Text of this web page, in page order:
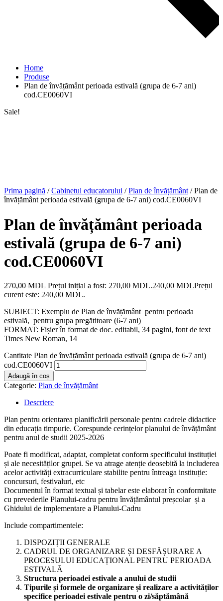
Home
Produse
Plan de învățământ perioada estivală (grupa de 6-7 ani)
cod.CE0060VI
Sale!
Prima pagină /Cabinetul educatorului /Plan de învățământ / Plan de
învățământ perioada estivală (grupa de 6-7 ani) cod.CE0060VI
Plan de învățământ perioada
estivală (grupa de 6-7 ani)
cod.CE0060VI
270,00MDL Prețul inițial a fost: 270,00 MDL.240,00 MDLPrețul
curent este: 240,00 MDL.
SUBIECT: Exemplu de Plan de învățământ pentru perioada
estivală, pentru grupa pregătitoare (6-7 ani)
FORMAT: Fișier în format de doc. editabil, 34 pagini, font de text
Times New Roman, 14
Cantitate Plan de învățământ perioada estivală (grupa de 6-7 ani)
cod.CE0060VI
Adaugă în coș
Categorie: Plan de învățământ
Descriere
Plan pentru orientarea planificării personale pentru cadrele didactice
din educația timpurie. Corespunde cerințelor planului de învățământ
pentru anul de studii 2025-2026
Poate fi modificat, adaptat, completat conform specificului instituției
și ale necesităților grupei. Se va atrage atenție deosebită la includerea
acelor activități extracurriculare stabilite pentru întreaga instituție:
concursuri, festivaluri, etc
Documentul în format textual și tabelar este elaborat în conformitate
cu prevederile Planului-cadru pentru învățământul preșcolar și a
Ghidului de implementare a Planului-Cadru
Include compartimentele:
DISPOZIȚII GENERALE
CADRUL DE ORGANIZARE ȘI DESFĂȘURARE A
PROCESULUI EDUCAȚIONAL PENTRU PERIOADA
ESTIVALĂ
Structura perioadei estivale a anului de studii
Tipurile și formele de organizare și realizare a activităților
specifice perioadei estivale pentru o zi/săptămână